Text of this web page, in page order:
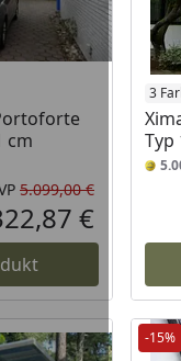
cm
Rabatt in
5.099,00 €
Aktueller
€
3
Typ
-15%